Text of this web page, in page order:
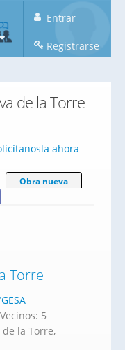
Entrar
Registrarse
de la Torre
ahora
Obra nueva
Torre
Vecinos: 5
la Torre,